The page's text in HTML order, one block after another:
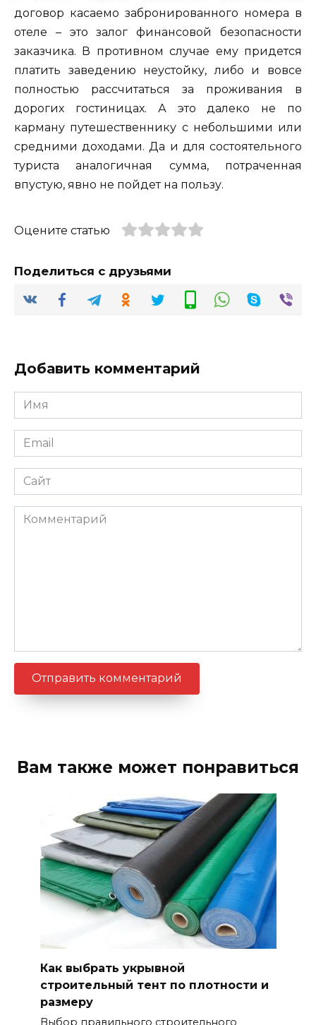
договор касаемо забронированного номера в
отеле – это залог финансовой безопасности
заказчика. В противном случае ему придется
платить заведению неустойку, либо и вовсе
полностью рассчитаться за проживания в
дорогих гостиницах. А это далеко не по
карману путешественнику с небольшими или
средними доходами. Да и для состоятельного
туриста аналогичная сумма, потраченная
впустую, явно не пойдет на пользу.
Оцените статью
Поделиться с друзьями
Добавить комментарий
Имя
*
Email
*
Сайт
Комментарий
Вам также может понравиться
Как выбрать укрывной
строительный тент по плотности и
размеру
Выбор правильного строительного